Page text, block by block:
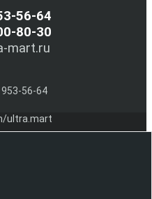
56-64
80-30
mart.ru
953-56-64
ultra.mart
электроники и бытовой